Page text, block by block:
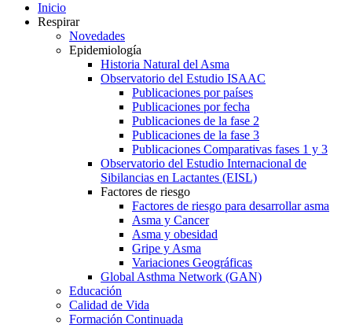
Inicio
Respirar
Novedades
Epidemiología
Historia Natural del Asma
Observatorio del Estudio ISAAC
Publicaciones por países
Publicaciones por fecha
Publicaciones de la fase 2
Publicaciones de la fase 3
Publicaciones Comparativas fases 1 y 3
Observatorio del Estudio Internacional de
Sibilancias en Lactantes (EISL)
Factores de riesgo
Factores de riesgo para desarrollar asma
Asma y Cancer
Asma y obesidad
Gripe y Asma
Variaciones Geográficas
Global Asthma Network (GAN)
Educación
Calidad de Vida
Formación Continuada